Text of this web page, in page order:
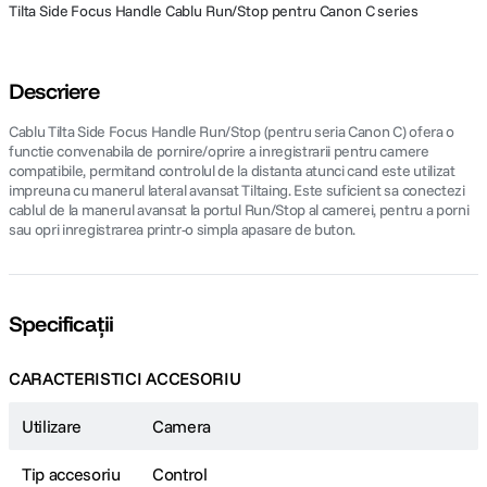
Tilta Side Focus Handle Cablu Run/Stop pentru Canon C series
Descriere
Cablu Tilta Side Focus Handle Run/Stop (pentru seria Canon C) ofera o
functie convenabila de pornire/oprire a inregistrarii pentru camere
compatibile, permitand controlul de la distanta atunci cand este utilizat
impreuna cu manerul lateral avansat Tiltaing. Este suficient sa conectezi
cablul de la manerul avansat la portul Run/Stop al camerei, pentru a porni
sau opri inregistrarea printr-o simpla apasare de buton.
Specificații
CARACTERISTICI ACCESORIU
Utilizare Camera
Tip accesoriu Control